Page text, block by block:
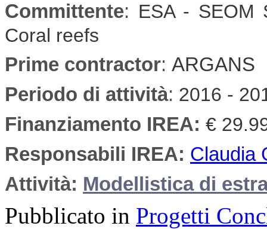
Committente: ESA - SEOM
Coral reefs
Prime contractor: ARGANS
Periodo di attività: 2016 -
Finanziamento IREA: €
Responsabili IREA: Claudia
Attività: Modellistica di
Pubblicato in Progetti